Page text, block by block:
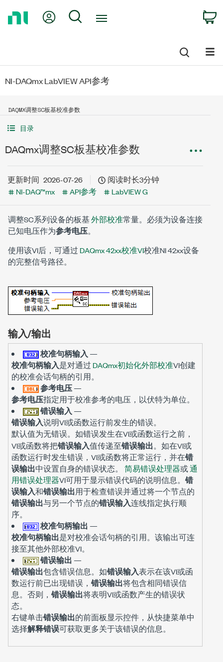
My Account
Search
NI-DAQmx LabVIEW API参考
DAQMX调整SC板基校准参数
目录
DAQmx调整SC板基校准参数
更新时间 2026-07-26
阅读时长3分钟
NI-DAQ™mx
API参考 LabVIEW G
调整SC系列设备的板基外部校准常量。必须为设备连接
已知电压作为参考电压。
使用该VI后，可通过 DAQmx 42xx校准VI校准NI 42xx设备
的完整信号路径。
输入/输出
校准句柄输入 —
校准句柄输入是对通过 DAQmx初始化外部校准VI创建
的校准会话句柄的引用。
参考电压—
参考电压指定用于校准参考的电压，以伏特为单位。
错误输入 —
错误输入说明VI或函数运行前发生的错误。
默认值为无错误。如错误发生在VI或函数运行之前，
VI或函数将把错误输入值传递至错误输出。如在VI或
函数运行时发生错误，VI或函数将正常运行，并在错
误输出中设置自身的错误状态。 简易错误处理器或通
用错误处理器VI可用于显示错误代码的说明信息。 错
误输入和错误输出用于检查错误并通过将一个节点的
错误输出与另一个节点的错误输入连线指定执行顺
序。
校准句柄输出 —
校准句柄输出是对校准会话句柄的引用。该输出可连
接至其他外部校准VI。
错误输出 —
错误输出包含错误信息。如错误输入表示在该VI或函
数运行前已出现错误， 错误输出将包含相同错误信
息。否则， 错误输出将表明VI或函数产生的错误状
态。
右键单击错误输出的前面板显示控件，从快捷菜单中
选择解释错误可获取更多关于该错误的信息。